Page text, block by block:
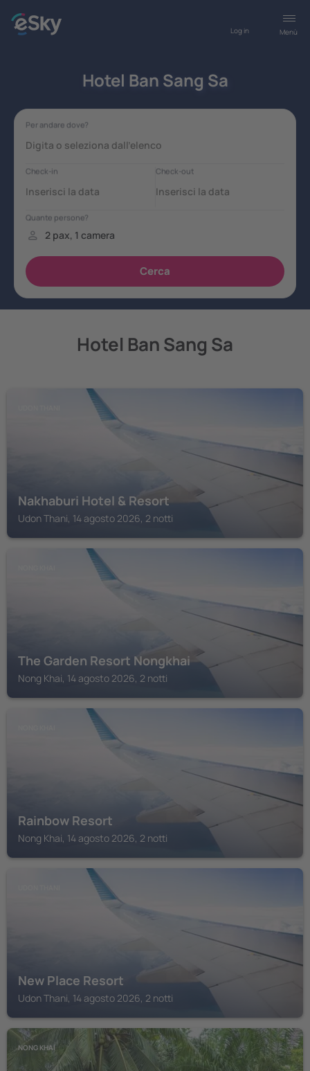
Menù
Log in
Hotel Ban Sang Sa
Hotel Ban Sang Sa
Nakhaburi Hotel & Resort
Udon Thani, 14 agosto 2026, 2 notti
The Garden Resort Nongkhai
Nong Khai, 14 agosto 2026, 2 notti
Rainbow Resort
Nong Khai, 14 agosto 2026, 2 notti
New Place Resort
Udon Thani, 14 agosto 2026, 2 notti
NONG KHAI